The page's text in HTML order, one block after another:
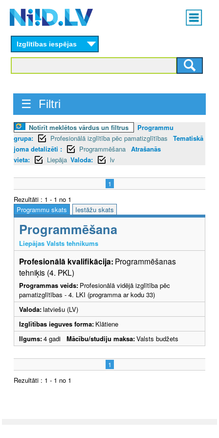
content
Main
menu
Izglītības iespējas
☰ Filtri
Notīrīt meklētos vārdus un filtrus
Programmu
grupa:
Profesionālā izglītība pēc pamatizglītības
Tematiskā
joma detalizēti :
Programmēšana Atrašanās
vieta:
Liepāja Valoda: lv
1
Rezultāti : 1 - 1 no 1
Programmu skats
Iestāžu skats
Programmēšana
Liepājas Valsts tehnikums
Profesionālā kvalifikācija: Programmēšanas
tehniķis (4. PKL)
Programmas veids: Profesionālā vidējā izglītība pēc
pamatizglītības - 4. LKI (programma ar kodu 33)
Valoda:latviešu (LV)
Izglītības ieguves forma: Klātiene
Ilgums:4 gadi Mācību/studiju maksa:Valsts budžets
1
Rezultāti : 1 - 1 no 1